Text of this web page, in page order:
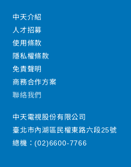
中天介紹
人才招募
使用條款
隱私權條款
免責聲明
商務合作方案
聯絡我們
中天電視股份有限公司
臺北市內湖區民權東路六段25號
總機：(02)6600-7766